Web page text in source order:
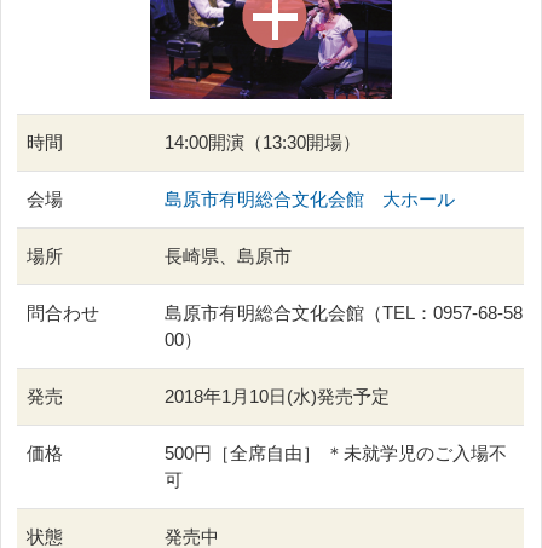
時間 14:00開演（13:30開場）
会場 島原市有明総合文化会館 大ホール
場所 長崎県、島原市
問合わせ
島原市有明総合文化会館（TEL：0957-68-58
00）
発売 2018年1月10日(水)発売予定
価格
500円［全席自由］ ＊未就学児のご入場不
可
状態 発売中